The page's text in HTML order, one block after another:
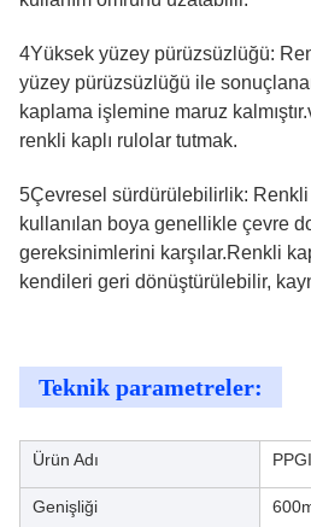
4Yüksek yüzey pürüzsüzlüğü:
yüzey pürüzsüzlüğü ile
kaplama işlemine maruz
renkli kaplı rulolar tutmak.
5Çevresel sürdürülebilirlik: Renkli
kullanılan boya genellikle çevre
gereksinimlerini karşılar.Renkli
kendileri geri dönüştürülebilir,
Teknik parametreler:
Ürün Adı
Genişliği